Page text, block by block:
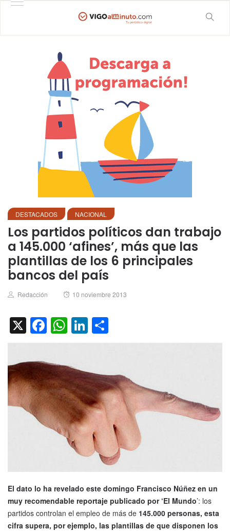
DESTACADOS NACIONAL
Los partidos políticos dan trabajo
a 145.000 ‘afines’, más que las
plantillas de los 6 principales
bancos del país
Author
Redacción
Posted
10 noviembre 2013
X Facebook
WhatsApp
LinkedIn
El dato lo ha revelado este domingo Francisco Núñez en un
muy recomendable reportaje publicado por ‘El Mundo’: los
partidos controlan el empleo de más de 145.000 personas, esta
cifra supera, por ejemplo, las plantillas de que disponen los